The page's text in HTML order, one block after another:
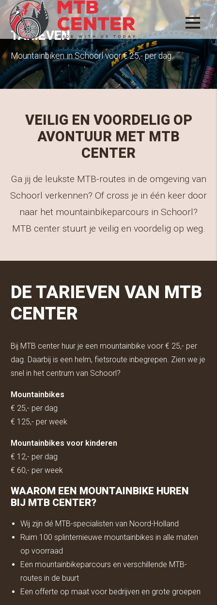
TARIEVEN
Mountainbiken in Schoorl voor € 25,- per dag.
VEILIG EN VOORDELIG OP
AVONTUUR MET MTB
CENTER
Ga jij de leukste MTB-routes in de omgeving van
Schoorl verkennen? Of cross je in één keer door
naar het mountainbikeparcours in Schoorl?
MTB center stuurt je veilig en voordelig op weg.
DE TARIEVEN VAN MTB
CENTER
Bij MTB center huur je een mountainbike voor € 25,- per
dag. Daarbij is een helm, fietsroute inbegrepen. Zien we je
snel in het centrum van Schoorl?
Mountainbikes
€ 25,- per dag
€ 125,- per week
Mountainbikes voor kinderen
€ 12,- per dag
€ 60,- per week
WAAROM EEN MOUNTAINBIKE HUREN
BIJ MTB CENTER?
Wij zijn dé MTB-specialisten van Noord-Holland
Ruim 100 splinternieuwe mountainbikes in alle maten
op voorraad
Een mountainbikeparcours en verschillende MTB-
routes in de buurt
Een offerte op maat voor bedrijven en grote groepen